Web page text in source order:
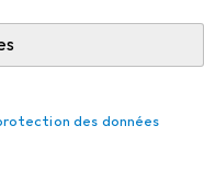
des données